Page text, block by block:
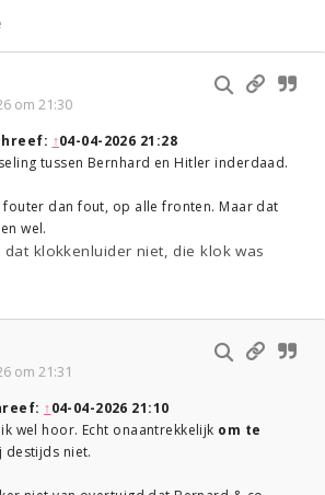
om 21:30
↑04-04-2026 21:28
tussen Bernhard en Hitler inderdaad.
fouter dan fout, op alle fronten. Maar dat
wel.
dat klokkenluider niet, die klok was
om 21:31
↑04-04-2026 21:10
wel hoor. Echt onaantrekkelijk om te
destijds niet.